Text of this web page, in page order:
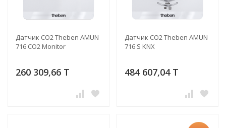
Датчик CO2 Theben AMUN
716 CO2 Monitor
260 309,66 T
Датчик CO2 Theben AMUN
716 S KNX
484 607,04 T